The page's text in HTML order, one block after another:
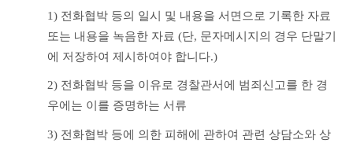
1) 전화협박 등의 일시 및 내용을 서면으로 기록한 자료
또는 내용을 녹음한 자료 (단, 문자메시지의 경우 단말기
에 저장하여 제시하여야 합니다.)
2) 전화협박 등을 이유로 경찰관서에 범죄신고를 한 경
우에는 이를 증명하는 서류
3) 전화협박 등에 의한 피해에 관하여 관련 상담소와 상